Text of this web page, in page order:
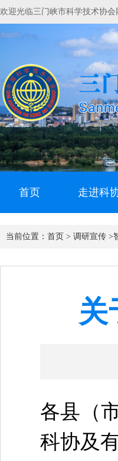
欢迎光临三门峡市科学技术协会
首页 走进科
当前位置： 首页 > 调研宣传 >
关
各县（
科协及